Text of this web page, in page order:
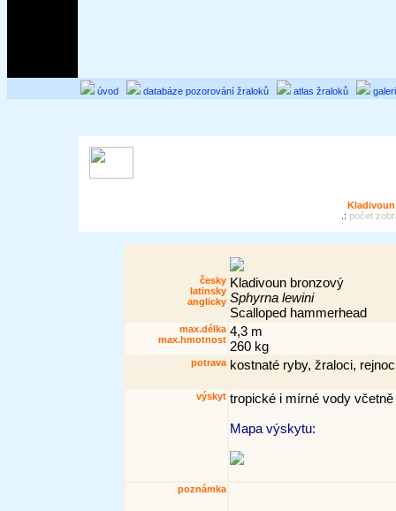
úvod databáze pozorování žraloků atlas žraloků
.: počet
česky
latinsky
anglicky
Kladivoun bronzový
Sphyrna lewini
Scalloped hammerhead
max.délka
max.hmotnost
4,3 m
260 kg
potrava kostnaté ryby, žraloci,
výskyt tropické i mírné vody
Mapa výskytu:
poznámka